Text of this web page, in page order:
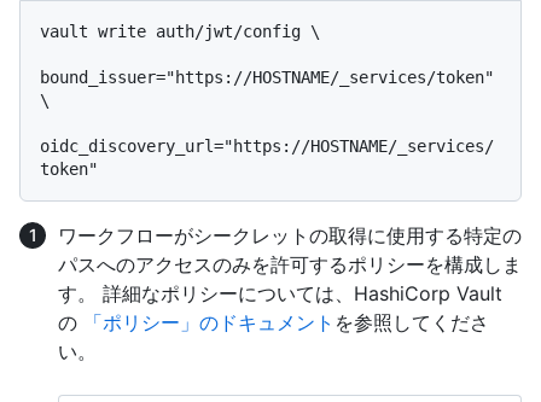
vault write auth/jwt/config \
bound_issuer="https://HOSTNAME/_services/token"
\
oidc_discovery_url="https://HOSTNAME/_services/
ワークフローがシークレットの取得に使用する特定の
パスへのアクセスのみを許可するポリシーを構成しま
す。 詳細なポリシーについては、HashiCorp Vault
の
「ポリシー」のドキュメント を参照してくださ
い。